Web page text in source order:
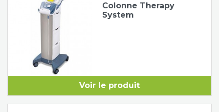
Colonne Therapy
System
Voir le produit